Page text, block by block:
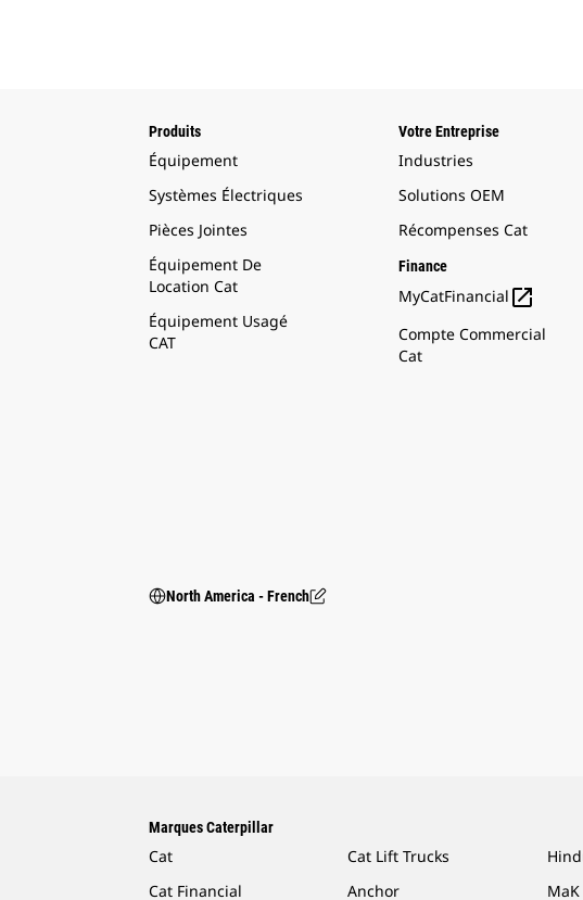
Produits
Équipement
Systèmes Électriques
Pièces Jointes
Équipement De
Location Cat
Équipement Usagé
CAT
Votre Entreprise
Industries
Solutions OEM
Récompenses Cat
Finance
MyCatFinancial 
Compte Commercial
Cat
North America - French
Marques Caterpillar
Cat
Cat Financial
Cat Lift Trucks
Anchor
MaK